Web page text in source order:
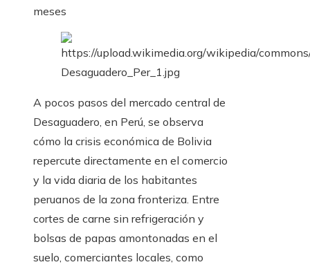
meses
A pocos pasos del mercado central de
Desaguadero, en Perú, se observa
cómo la crisis económica de Bolivia
repercute directamente en el comercio
y la vida diaria de los habitantes
peruanos de la zona fronteriza. Entre
cortes de carne sin refrigeración y
bolsas de papas amontonadas en el
suelo, comerciantes locales, como